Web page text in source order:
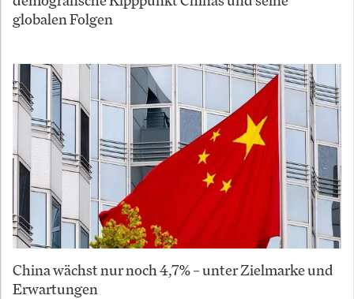
globalen Folgen
China wächst nur noch 4,7% – unter Zielmarke und
Erwartungen